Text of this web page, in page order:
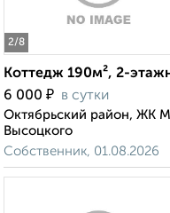
2/8
Коттедж 190м², 2-
6 000 ₽ в сутки
Октябрьский район, ЖК
Высоцкого
Собственник, 01.08.2026